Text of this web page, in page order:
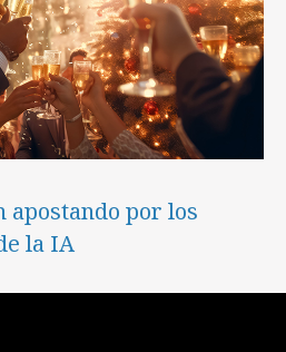
apostando por los
la IA